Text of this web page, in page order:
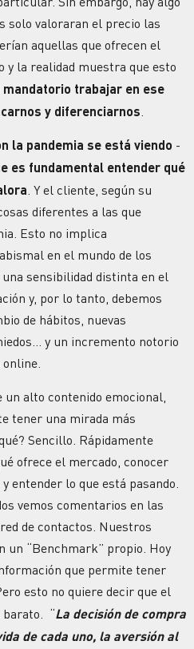
solo valoraran el precio las
aquellas que ofrecen el
y la realidad muestra que esto
mandatorio trabajar en ese
y diferenciarnos
la pandemia se está viendo -
es fundamental entender qué
. Y el cliente, según su
diferentes a las que
Esto no implica
en el mundo de los
sensibilidad distinta en el
y, por lo tanto, debemos
de hábitos, nuevas
y un incremento notorio
alto contenido emocional,
tener una mirada más
Sencillo. Rápidamente
ofrece el mercado, conocer
entender lo que está pasando.
vemos comentarios en las
de contactos. Nuestros
un “Benchmark” propio. Hoy
que permite tener
esto no quiere decir que el
barato. “La decisión de compra
de cada uno, la aversión al